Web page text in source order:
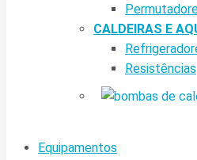
CALDEIRAS E
Resistências
Equipamentos